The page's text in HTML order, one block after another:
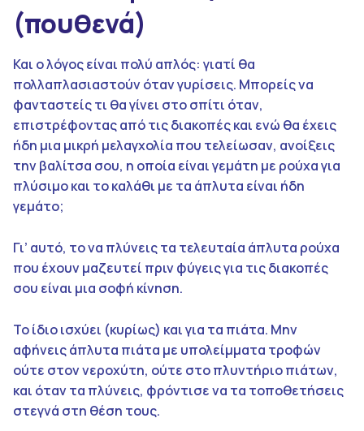
(πουθενά)
Και ο λόγος είναι πολύ απλός: γιατί θα
πολλαπλασιαστούν όταν γυρίσεις. Μπορείς να
φανταστείς τι θα γίνει στο σπίτι όταν,
επιστρέφοντας από τις διακοπές και ενώ θα έχεις
ήδη μια μικρή μελαγχολία που τελείωσαν, ανοίξεις
την βαλίτσα σου, η οποία είναι γεμάτη με ρούχα για
πλύσιμο και το καλάθι με τα άπλυτα είναι ήδη
γεμάτο;
Γι’ αυτό, το να πλύνεις τα τελευταία άπλυτα ρούχα
που έχουν μαζευτεί πριν φύγεις για τις διακοπές
σου είναι μια σοφή κίνηση.
Το ίδιο ισχύει (κυρίως) και για τα πιάτα. Μην
αφήνεις άπλυτα πιάτα με υπολείμματα τροφών
ούτε στον νεροχύτη, ούτε στο πλυντήριο πιάτων,
και όταν τα πλύνεις, φρόντισε να τα τοποθετήσεις
στεγνά στη θέση τους.